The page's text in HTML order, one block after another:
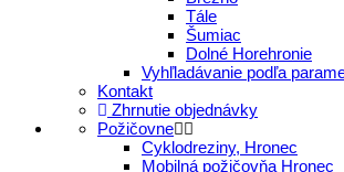
Tále
Šumiac
Dolné Horehronie
Vyhľladávanie podľa
Kontakt
Zhrnutie objednávky
Požičovne
Cyklodreziny, Hronec
Mobilná požičovňa Hronec